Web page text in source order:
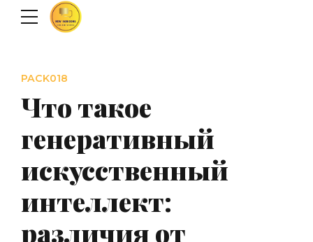
PACK018
Что такое
генеративный
искусственный
интеллект:
различия от